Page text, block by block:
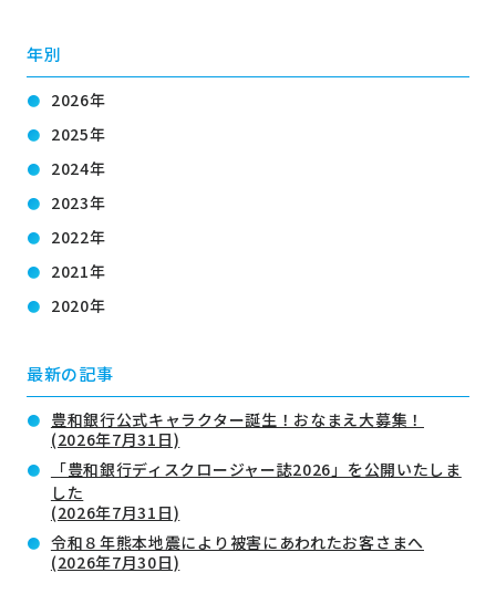
年別
2026年
2025年
2024年
2023年
2022年
2021年
2020年
最新の記事
豊和銀行公式キャラクター誕生！おなまえ大募集！
(2026年7月31日)
「豊和銀行ディスクロージャー誌2026」を公開いたしま
した
(2026年7月31日)
令和８年熊本地震により被害にあわれたお客さまへ
(2026年7月30日)